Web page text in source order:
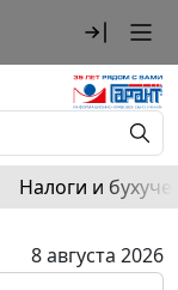
Налоги и
8 августа 2026